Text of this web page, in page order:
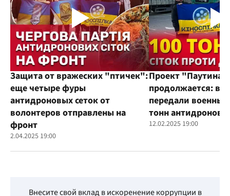
Защита от вражеских "птичек":
еще четыре фуры
антидроновых сеток от
волонтеров отправлены на
фронт
2.04.2025 19:00
Проект "Паутина"
продолжается:
передали
тонн
12.02.2025 19:00
Внесите свой вклад в искоренение коррупции в